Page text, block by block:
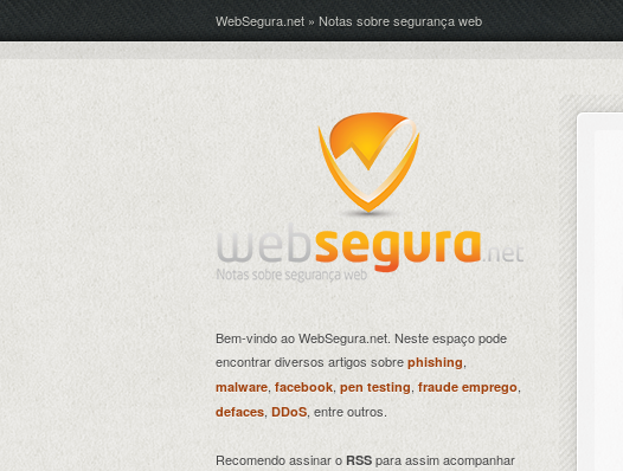
WebSegura.net » Notas sobre segurança web
Bem-vindo ao WebSegura.net. Neste espaço pode
encontrar diversos artigos sobre phishing,
malware, facebook, pen testing, fraude emprego,
defaces DDoS, entre outros.
Recomendo assinar o RSS para assim acompanhar